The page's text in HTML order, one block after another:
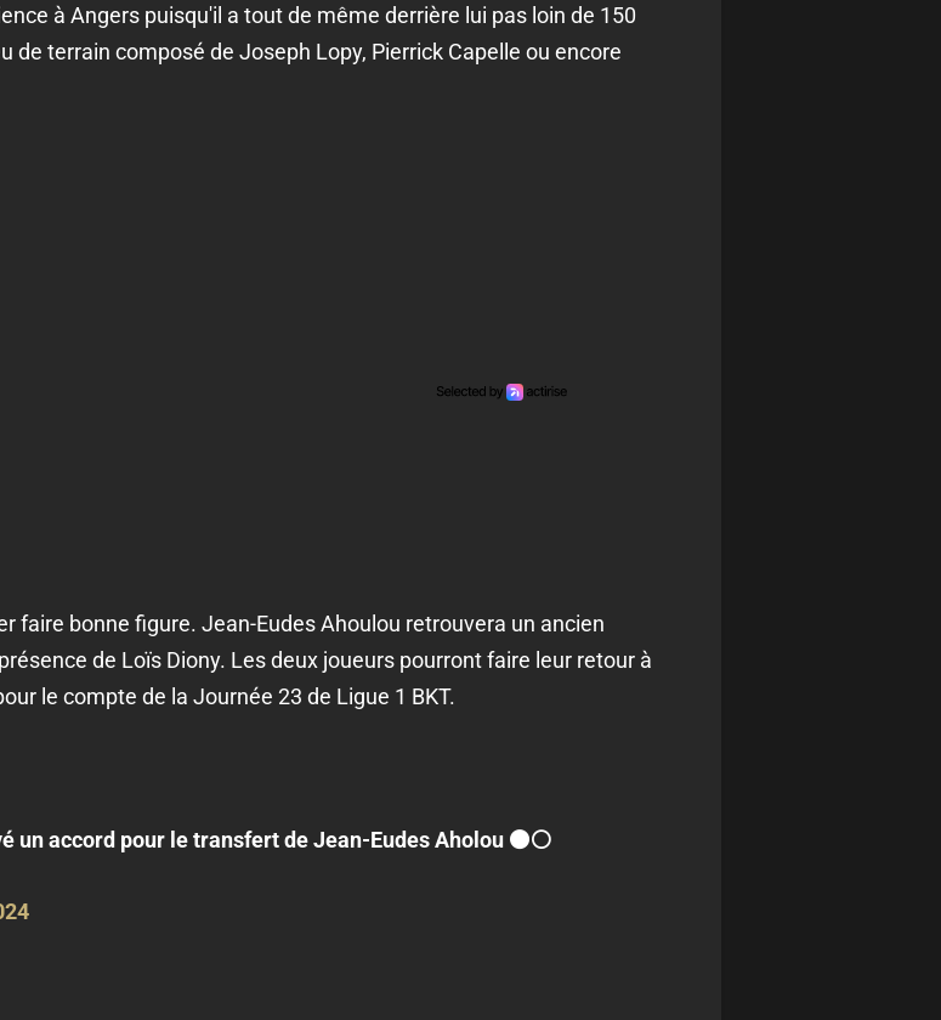
à Angers puisqu'il a tout de même derrière lui pas loin de 150
de terrain composé de Joseph Lopy, Pierrick Capelle ou encore
faire bonne figure. Jean-Eudes Ahoulou retrouvera un ancien
de Loïs Diony. Les deux joueurs pourront faire leur retour à
le compte de la Journée 23 de Ligue 1 BKT.
un accord pour le transfert de Jean-Eudes Aholou ⚫️⚪️